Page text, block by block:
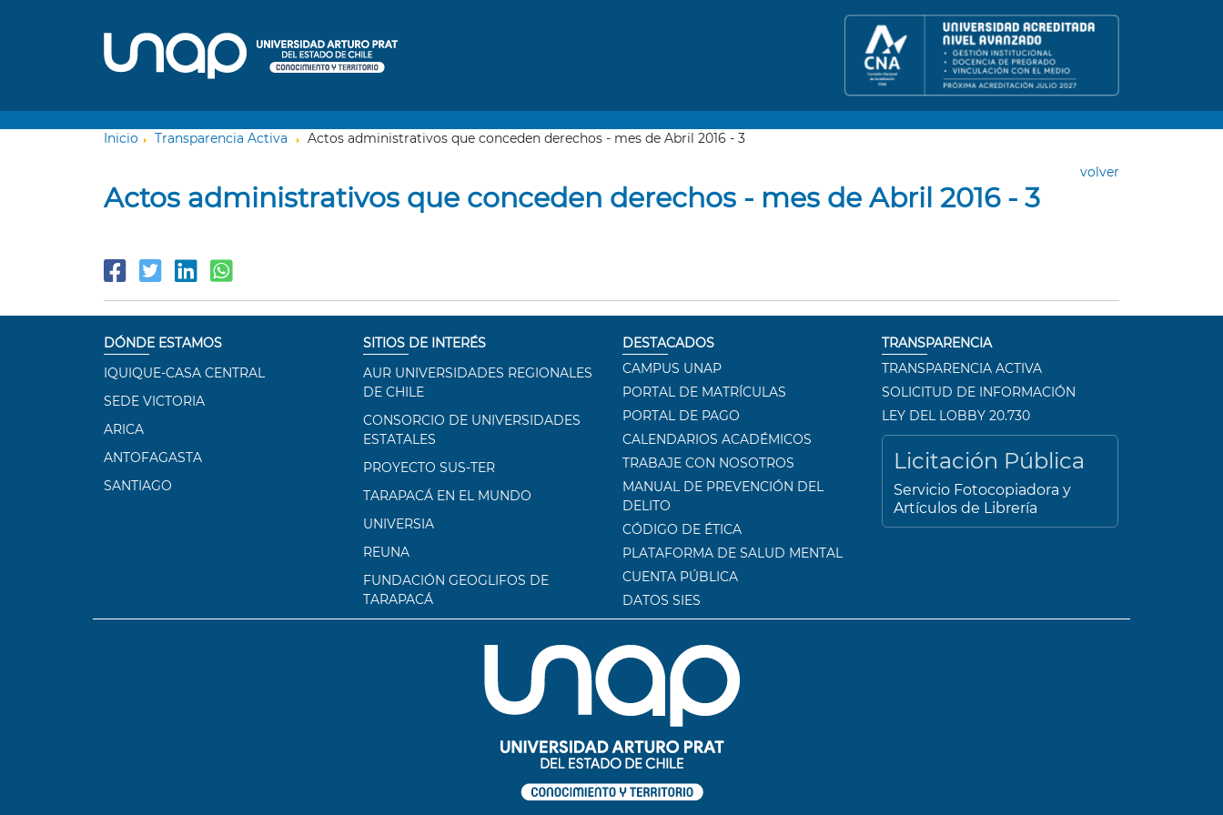
Inicio Transparencia Activa Actos administrativos que conceden derechos - mes de Abril 2016 - 3
volver
Actos administrativos que conceden derechos - mes de Abril 2016 - 3
DÓNDE ESTAMOS
IQUIQUE-CASA CENTRAL
SEDE VICTORIA
ARICA
ANTOFAGASTA
SANTIAGO
SITIOS DE INTERÉS
AUR UNIVERSIDADES REGIONALES
DE CHILE
CONSORCIO DE UNIVERSIDADES
ESTATALES
PROYECTO SUS-TER
TARAPACÁ EN EL MUNDO
UNIVERSIA
REUNA
FUNDACIÓN GEOGLIFOS DE
TARAPACÁ
DESTACADOS
CAMPUS UNAP
PORTAL DE MATRÍCULAS
PORTAL DE PAGO
CALENDARIOS ACADÉMICOS
TRABAJE CON NOSOTROS
MANUAL DE PREVENCIÓN DEL
DELITO
CÓDIGO DE ÉTICA
PLATAFORMA DE SALUD MENTAL
CUENTA PÚBLICA
DATOS SIES
TRANSPARENCIA
TRANSPARENCIA ACTIVA
SOLICITUD DE INFORMACIÓN
LEY DEL LOBBY 20.730
Licitación Pública
Servicio Fotocopiadora y
Artículos de Librería